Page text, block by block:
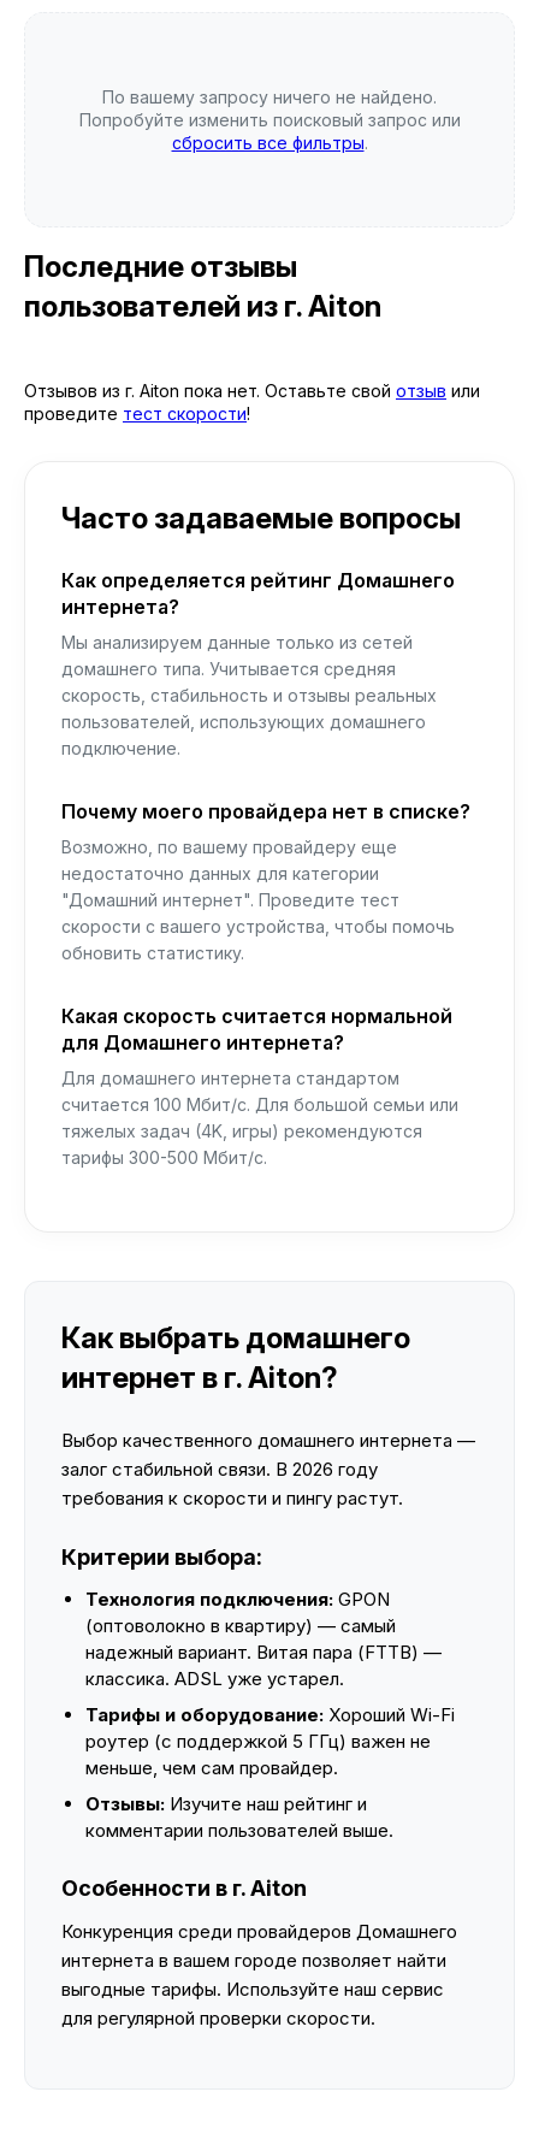
По вашему запросу ничего не найдено.
Попробуйте изменить поисковый запрос или
сбросить все фильтры.
Последние отзывы
пользователей из г. Aiton
Отзывов из г. Aiton пока нет. Оставьте свой отзыв или
проведите тест скорости!
Часто задаваемые вопросы
Как определяется рейтинг Домашнего
интернета?
Мы анализируем данные только из сетей
домашнего типа. Учитывается средняя
скорость, стабильность и отзывы реальных
пользователей, использующих домашнего
подключение.
Почему моего провайдера нет в списке?
Возможно, по вашему провайдеру еще
недостаточно данных для категории
"Домашний интернет". Проведите тест
скорости с вашего устройства, чтобы помочь
обновить статистику.
Какая скорость считается нормальной
для Домашнего интернета?
Для домашнего интернета стандартом
считается 100 Мбит/с. Для большой семьи или
тяжелых задач (4K, игры) рекомендуются
тарифы 300-500 Мбит/с.
Как выбрать домашнего
интернет в г. Aiton?
Выбор качественного домашнего интернета —
залог стабильной связи. В 2026 году
требования к скорости и пингу растут.
Критерии выбора:
Технология подключения: GPON
(оптоволокно в квартиру) — самый
надежный вариант. Витая пара (FTTB) —
классика. ADSL уже устарел.
Тарифы и оборудование: Хороший Wi-Fi
роутер (с поддержкой 5 ГГц) важен не
меньше, чем сам провайдер.
Отзывы: Изучите наш рейтинг и
комментарии пользователей выше.
Особенности в г. Aiton
Конкуренция среди провайдеров Домашнего
интернета в вашем городе позволяет найти
выгодные тарифы. Используйте наш сервис
для регулярной проверки скорости.